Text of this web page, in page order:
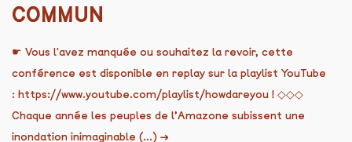
COMMUN
☛ Vous l'avez manquée ou souhaitez la revoir, cette
conférence est disponible en replay sur la playlist YouTube
: https://www.youtube.com/playlist/howdareyou ! ◇◇◇
Chaque année les peuples de l’Amazone subissent une
inondation inimaginable (...) →